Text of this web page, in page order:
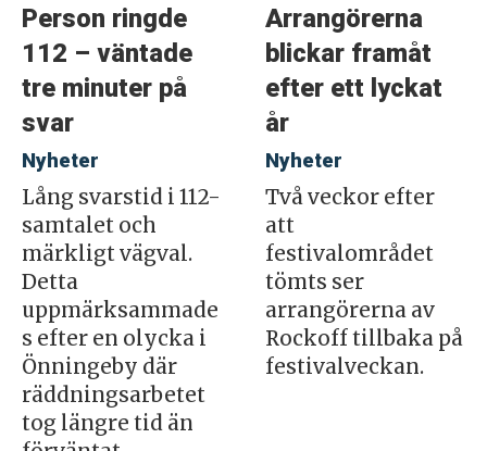
Person ringde
112 – väntade
tre minuter på
svar
Nyheter
Lång svarstid i 112-
samtalet och
märkligt vägval.
Detta
uppmärksammade
s efter en olycka i
Önningeby där
räddningsarbetet
tog längre tid än
Arrangörerna
blickar framåt
efter ett lyckat
år
Nyheter
Två veckor efter
att
festivalområdet
tömts ser
arrangörerna av
Rockoff tillbaka på
festivalveckan.